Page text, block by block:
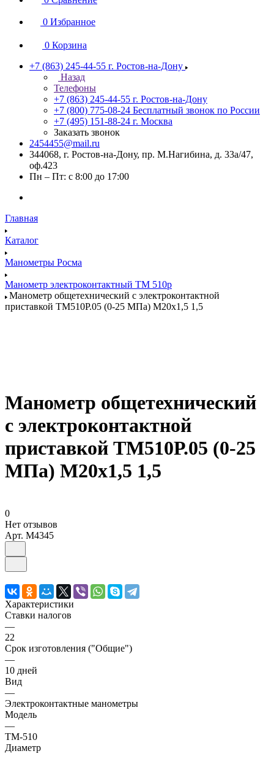
0 Избранное
0 Корзина
+7 (863) 245-44-55 г. Ростов-на-Дону
Назад
Телефоны
+7 (863) 245-44-55 г. Ростов-на-Дону
+7 (800) 775-08-24 Бесплатный звонок по России
+7 (495) 151-88-24 г. Москва
Заказать звонок
2454455@mail.ru
344068, г. Ростов-на-Дону, пр. М.Нагибина, д. 33а/47,
оф.423
Пн – Пт: с 8:00 до 17:00
Главная
Каталог
Манометры Росма
Манометр электроконтактный ТМ 510р
Манометр общетехнический с электроконтактной
приставкой ТМ510Р.05 (0-25 МПа) М20х1,5 1,5
Манометр общетехнический
с электроконтактной
приставкой ТМ510Р.05 (0-25
МПа) М20х1,5 1,5
0
Нет отзывов
Арт. M4345
Характеристики
Ставки налогов
—
22
Срок изготовления ("Общие")
—
10 дней
Вид
—
Электроконтактные манометры
Модель
—
ТМ-510
Диаметр